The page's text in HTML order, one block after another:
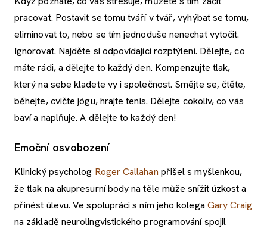
pracovat. Postavit se tomu tváří v tvář, vyhýbat se tomu,
eliminovat to, nebo se tím jednoduše nenechat vytočit.
Ignorovat. Najděte si odpovídající rozptýlení. Dělejte, co
máte rádi, a dělejte to každý den. Kompenzujte tlak,
který na sebe kladete vy i společnost. Smějte se, čtěte,
běhejte, cvičte jógu, hrajte tenis. Dělejte cokoliv, co vás
baví a naplňuje. A dělejte to každý den!
Emoční osvobození
Klinický psycholog Roger Callahan přišel s myšlenkou,
že tlak na akupresurní body na těle může snížit úzkost a
přinést úlevu. Ve spolupráci s ním jeho kolega Gary Craig
na základě neurolingvistického programování spojil